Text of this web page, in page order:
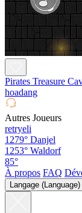
Pirates Treasure
hoadang
Autres Joueurs
retryeli
1279° Danjel
1253° Waldorf
85°
À propos FAQ
Langage (Language)